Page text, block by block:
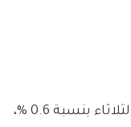
ارتفع مؤشر السوق السعودي أمس الثلاثاء بنسبة 0.6 %،